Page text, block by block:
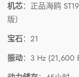
机芯： 正品海鸥
版）
宝石：21
振动：3 Hz (21,600